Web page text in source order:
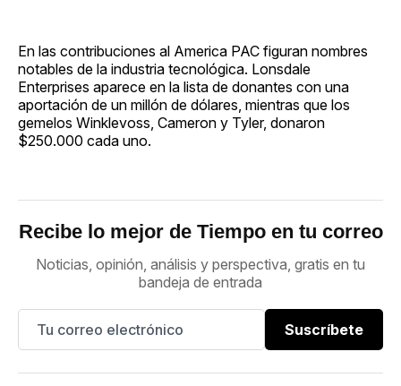
En las contribuciones al America PAC figuran nombres
notables de la industria tecnológica. Lonsdale
Enterprises aparece en la lista de donantes con una
aportación de un millón de dólares, mientras que los
gemelos Winklevoss, Cameron y Tyler, donaron
$250.000 cada uno.
Recibe lo mejor de Tiempo en tu correo
Noticias, opinión, análisis y perspectiva, gratis en tu
bandeja de entrada
Suscríbete